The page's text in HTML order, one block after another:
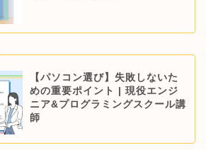
【パソコン選び】失敗しないた
めの重要ポイント | 現役エンジ
ニア&プログラミングスクール講
師